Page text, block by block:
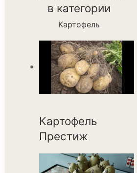
в категории
Картофель
Картофель
Престиж